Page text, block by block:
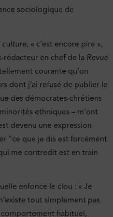
sociologique de
culture, « c’est encore pire »,
rédacteur en chef de la Revue
courante qu’on
dont j’ai refusé de publier le
des démocrates-chrétiens
ethniques – m’ont
devenu une expression
“ce que je dis est forcément
me contredit est en train
enfonce le clou : « Je
tout simplement pas.
habituel,